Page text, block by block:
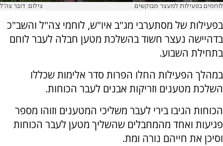
לוחמים בפעילות למעצר מבוקשים צילום: דובר צה"ל
בפעילות של מסתערבי מג"ב איו"ש, לוחמי צה"ל והשב"כ
בדהיישה נעצר חשוד בהשלכת מטען חבלה לעבר לוחם
בתחילת השבוע.
במהלך הפעילות החלו הפרות סדר אלימות שכללו
השלכת מטענים וזריקות אבנים לעבר הכוחות.
הכוחות הגיבו בירי לעבר משליכי המטענים וזוהו מספר
פגיעות ואחד מהמחבלים שהשליך מטען לעבר הכוחות
וסיכן את חייהם נורה ומת.